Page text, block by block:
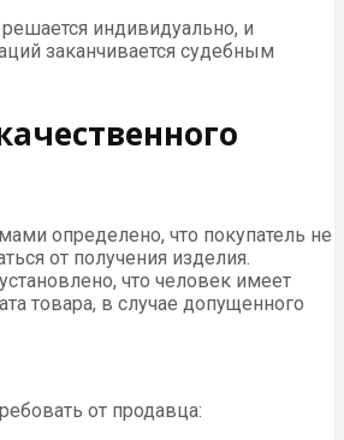
индивидуально, и
заканчивается судебным
определено, что покупатель не
от получения изделия.
что человек имеет
товара, в случае допущенного
от продавца: